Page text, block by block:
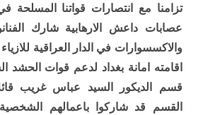
تزامنا مع انتصارات قواتنا المسلحة
عصابات داعش الارهابية شارك
والاكسسوارات في الدار العراقية
اقامته امانة بغداد لدعم قوات
قسم الديكور السيد عباس غريب
القسم قد شاركوا باعمالهم